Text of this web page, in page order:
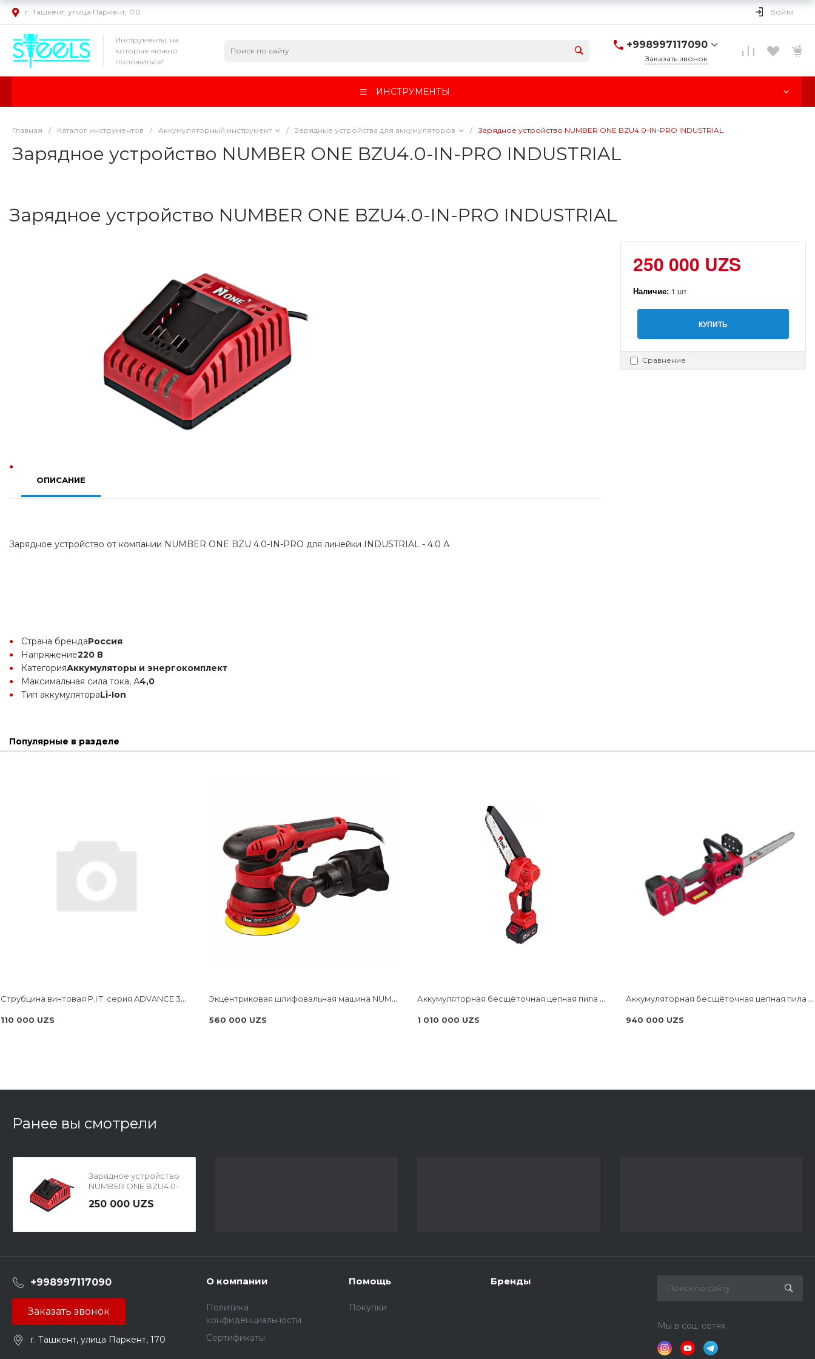
г. Ташкент, улица Паркент, 170 Войти
Инструменты, на
которые можно
положиться!
+998997117090
Заказать звонок
ИНСТРУМЕНТЫ
Главная / Каталог инструментов / Аккумуляторный инструмент / Зарядные устройства для аккумуляторов / Зарядное устройство NUMBER ONE BZU4.0-IN-PRO INDUSTRIAL
Зарядное устройство NUMBER ONE BZU4.0-IN-PRO INDUSTRIAL
Зарядное устройство NUMBER ONE BZU4.0-IN-PRO INDUSTRIAL
250 000 UZS
Наличие: 1 шт
КУПИТЬ
Сравнение
ОПИСАНИЕ
Зарядное устройство от компании NUMBER ONE BZU 4.0-IN-PRO для линейки INDUSTRIAL - 4.0 А
Страна брендаРоссия
Напряжение220 В
КатегорияАккумуляторы и энергокомплект
Максимальная сила тока, А4,0
Тип аккумулятораLi-Ion
Популярные в разделе
Струбцина винтовая P.I.T. cерия ADVANCE 300мм, тип F, 120x270 мм, 4000 Н, сталь/чугун HCLF03-0300
110 000 UZS
Экцентриковая шлифовальная машина NUMBER ONE ES500-PRO
560 000 UZS
Аккумуляторная бесщёточная цепная пила NUMBER ONE ECS20/3.0-PRO ONE ENERGY
1 010 000 UZS
Аккумуляторная бесщёточная цепная пила NUMBER ONE ECS18/3.0-PRO-B ONE ENERGY
940 000 UZS
Ранее вы смотрели
Зарядное устройство
NUMBER ONE BZU4.0-
250 000 UZS
+998997117090
Заказать звонок
г. Ташкент, улица Паркент, 170
О компании
Политика
конфиденциальности
Сертификаты
Помощь
Покупки
Бренды
Мы в соц. сетях